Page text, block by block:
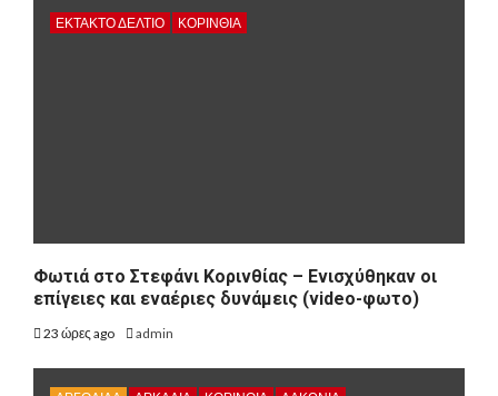
ΕΚΤΑΚΤΟ ΔΕΛΤΙΟ ΚΟΡΙΝΘΊΑ
Φωτιά στο Στεφάνι Κορινθίας – Ενισχύθηκαν οι
επίγειες και εναέριες δυνάμεις (video-φωτο)
23 ώρες ago admin